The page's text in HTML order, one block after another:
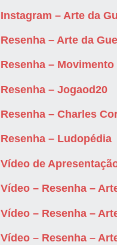
Instagram – Arte da
Resenha – Arte da
Resenha – Movimento
Resenha – Jogaod20
Resenha – Charles
Resenha – Ludopédia
Vídeo de
Vídeo – Resenha –
Vídeo – Resenha –
Vídeo – Resenha –